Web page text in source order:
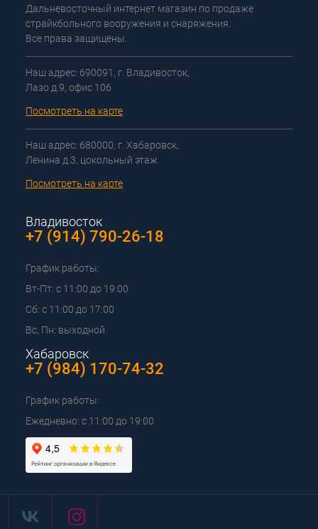
Дальневосточный интернет магазин по продаже
страйкбольного вооружения и снаряжения.
Все права защищены.
Наш адрес: 690091, г. Владивосток,
Лазо д.9, офис 106
Посмотреть на карте
Наш адрес: 680000, г. Хабаровск,
Ленина д.3, цокольный этаж
Посмотреть на карте
Владивосток
+7 (914) 790-26-18
График работы:
Вт-Пт: с 11:00 до 19:00
Сб: с 11:00 до 17:00
Вс, Пн: выходной
Хабаровск
+7 (984) 170-74-32
График работы:
Ежедневно: с 11:00 до 19:00